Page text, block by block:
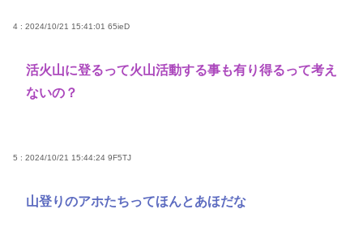
4 : 2024/10/21 15:41:01 65ieD
活火山に登るって火山活動する事も有り得るって考え
ないの？
5 : 2024/10/21 15:44:24 9F5TJ
山登りのアホたちってほんとあほだな